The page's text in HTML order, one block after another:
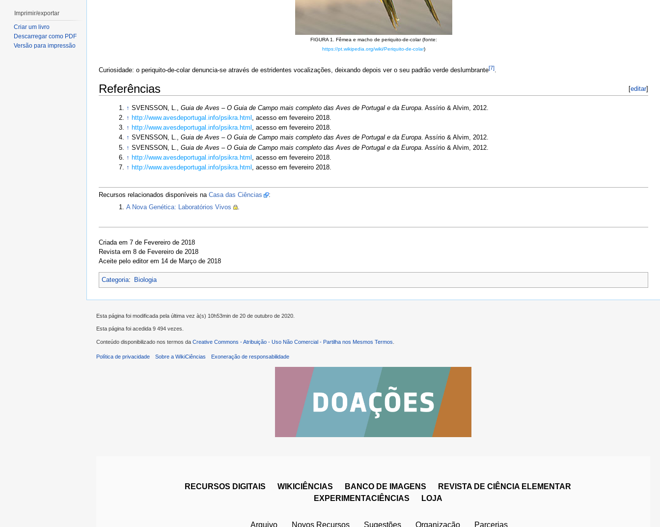
FIGURA 1. Fêmea e macho de periquito-de-colar (fonte:
https://pt.wikipedia.org/wiki/Periquito-de-colar)
Curiosidade: o periquito-de-colar denuncia-se através de estridentes vocalizações, deixando depois ver o seu padrão verde deslumbrante[7].
[editar]
Referências
↑ SVENSSON, L., Guia de Aves – O Guia de Campo mais completo das Aves de Portugal e da Europa. Assírio & Alvim, 2012.
↑ http://www.avesdeportugal.info/psikra.html
, acesso em fevereiro 2018.
↑ http://www.avesdeportugal.info/psikra.html , acesso em fevereiro 2018.
↑ SVENSSON, L., Guia de Aves – O Guia de Campo mais completo das Aves de Portugal e da Europa. Assírio & Alvim, 2012.
↑ SVENSSON, L., Guia de Aves – O Guia de Campo mais completo das Aves de Portugal e da Europa. Assírio & Alvim, 2012.
↑ http://www.avesdeportugal.info/psikra.html
, acesso em fevereiro 2018.
↑ http://www.avesdeportugal.info/psikra.html , acesso em fevereiro 2018.
Recursos relacionados disponíveis na Casa das Ciências
:
A Nova Genética: Laboratórios Vivos
.
Criada em 7 de Fevereiro de 2018
Revista em 8 de Fevereiro de 2018
Aceite pelo editor em 14 de Março de 2018
Categoria: Biologia
Imprimir/exportar
Criar um livro
Descarregar como PDF
Versão para impressão
Esta página foi modificada pela última vez à(s) 10h53min de 20 de outubro de 2020.
Esta página foi acedida 9 494 vezes.
Conteúdo disponibilizado nos termos da Creative Commons - Atribuição - Uso Não Comercial - Partilha nos Mesmos Termos
Política de privacidade Sobre a WikiCiências Exoneração de responsabilidade
RECURSOS DIGITAIS WIKICIÊNCIAS BANCO DE IMAGENS
REVISTA DE CIÊNCIA ELEMENTAR
EXPERIMENTACIÊNCIAS
LOJA
Arquivo Novos Recursos Sugestões Organização Parcerias